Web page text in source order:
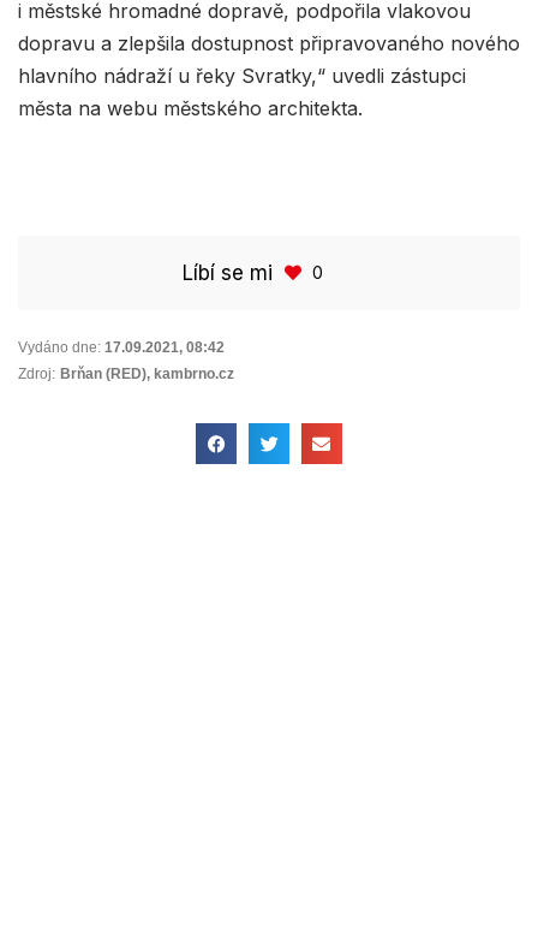
i městské hromadné dopravě, podpořila vlakovou
dopravu a zlepšila dostupnost připravovaného nového
hlavního nádraží u řeky Svratky,“ uvedli zástupci
města na webu městského architekta.
Líbí se mi 0
Vydáno dne: 17.09.2021, 08:42
Zdroj: Brňan (RED), kambrno.cz